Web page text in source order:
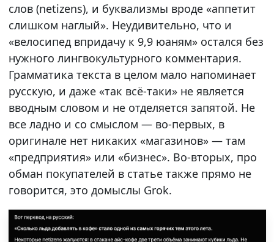
слов (netizens), и буквализмы вроде «аппетит
слишком наглый». Неудивительно, что и
«велосипед впридачу к 9,9 юаням» остался без
нужного лингвокультурного комментария.
Грамматика текста в целом мало напоминает
русскую, и даже «так всё-таки» не является
вводным словом и не отделяется запятой. Не
все ладно и со смыслом — во-первых, в
оригинале нет никаких «магазинов» — там
«предприятия» или «бизнес». Во-вторых, про
обман покупателей в статье также прямо не
говорится, это домыслы Grok.